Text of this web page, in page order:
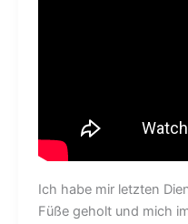
Ich habe mir letzten
Füße geholt und mich